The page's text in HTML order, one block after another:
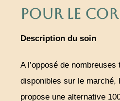
POUR LE
Description du soin
A l’opposé de nombreuses
disponibles sur le marché,
propose une alternative